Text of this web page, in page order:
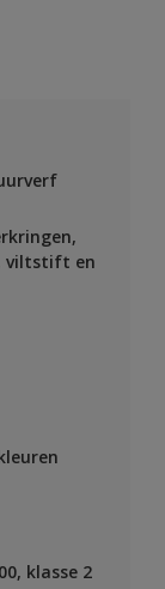
viltstift en
klasse 2